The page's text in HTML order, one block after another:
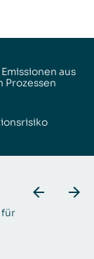
aus
Prozessen
für